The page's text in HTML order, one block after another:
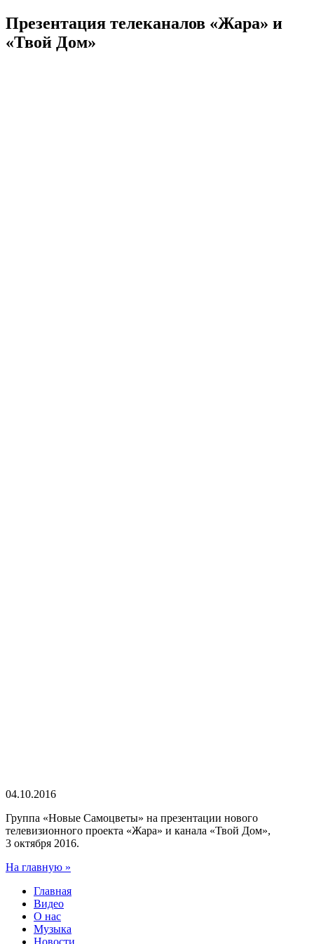
Презентация телеканалов «Жара» и
«Твой Дом»
04.10.2016
Группа «Новые Самоцветы» на презентации нового
телевизионного проекта «Жара» и канала «Твой Дом»,
3 октября 2016.
На главную »
Главная
Видео
О нас
Музыка
Новости